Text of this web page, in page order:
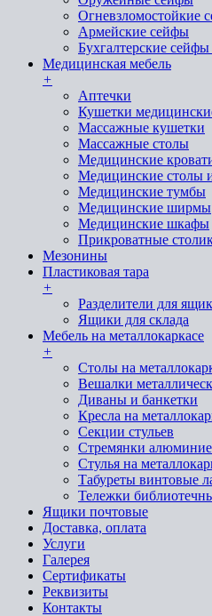
Огневзломостойкие
Армейские сейфы
Бухгалтерские
Медицинская мебель
+
Аптечки
Кушетки
Массажные кушетки
Массажные столы
Медицинские
Медицинские столы
Медицинские тумбы
Медицинские ширмы
Медицинские шкафы
Прикроватные
Мезонины
Пластиковая тара
+
Разделители для
Ящики для склада
Мебель на металлокаркасе
+
Cтолы на
Вешалки
Диваны и банкетки
Кресла на
Секции стульев
Стремянки
Стулья на
Табуреты винтовые
Тележки
Ящики почтовые
Доставка, оплата
Услуги
Галерея
Сертификаты
Реквизиты
Контакты